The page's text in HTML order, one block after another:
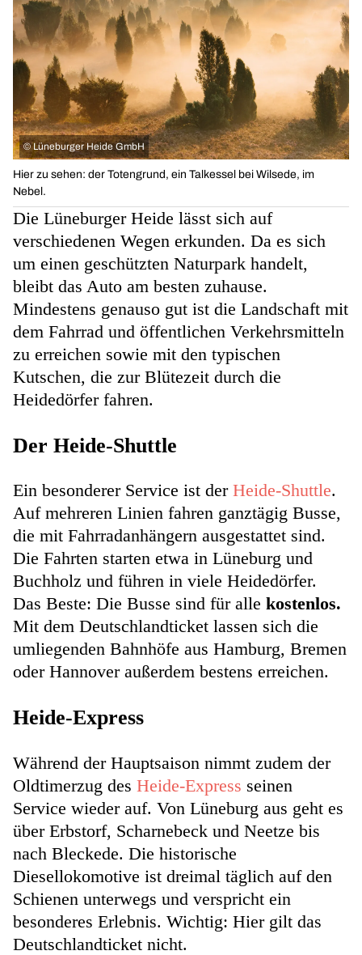
© Lüneburger Heide GmbH
Hier zu sehen: der Totengrund, ein Talkessel bei Wilsede, im
Nebel.
Die Lüneburger Heide lässt sich auf
verschiedenen Wegen erkunden. Da es sich
um einen geschützten Naturpark handelt,
bleibt das Auto am besten zuhause.
Mindestens genauso gut ist die Landschaft mit
dem Fahrrad und öffentlichen Verkehrsmitteln
zu erreichen sowie mit den typischen
Kutschen, die zur Blütezeit durch die
Heidedörfer fahren.
Der Heide-Shuttle
Ein besonderer Service ist der Heide-Shuttle.
Auf mehreren Linien fahren ganztägig Busse,
die mit Fahrradanhängern ausgestattet sind.
Die Fahrten starten etwa in Lüneburg und
Buchholz und führen in viele Heidedörfer.
Das Beste: Die Busse sind für alle kostenlos.
Mit dem Deutschlandticket lassen sich die
umliegenden Bahnhöfe aus Hamburg, Bremen
oder Hannover außerdem bestens erreichen.
Heide-Express
Während der Hauptsaison nimmt zudem der
Oldtimerzug des Heide-Express seinen
Service wieder auf. Von Lüneburg aus geht es
über Erbstorf, Scharnebeck und Neetze bis
nach Bleckede. Die historische
Diesellokomotive ist dreimal täglich auf den
Schienen unterwegs und verspricht ein
besonderes Erlebnis. Wichtig: Hier gilt das
Deutschlandticket nicht.